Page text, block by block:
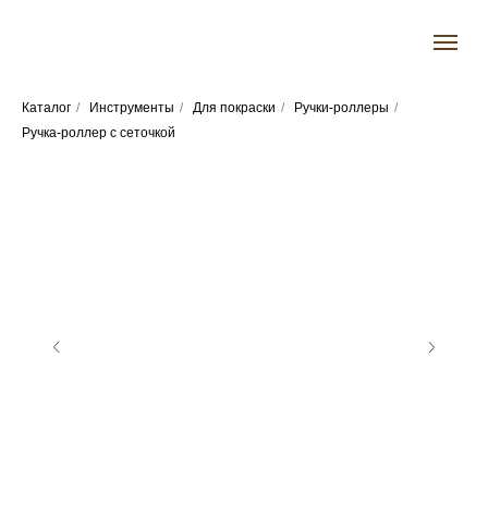
Каталог / Инструменты / Для покраски / Ручки-роллеры /
Ручка-роллер с сеточкой